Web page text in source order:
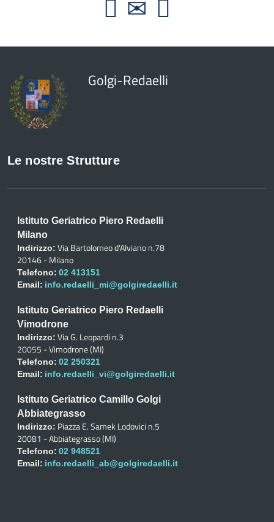
Golgi-Redaelli
Le nostre Strutture
Istituto Geriatrico Piero Redaelli
Milano
Indirizzo: Via Bartolomeo d'Alviano n.78
20146 - Milano
Telefono: 02 413151
Email: info.redaelli_mi@golgiredaelli.it
Istituto Geriatrico Piero Redaelli
Vimodrone
Indirizzo: Via G. Leopardi n.3
20055 - Vimodrone (MI)
Telefono: 02 250321
Email: info.redaelli_vi@golgiredaelli.it
Istituto Geriatrico Camillo Golgi
Abbiategrasso
Indirizzo: Piazza E. Samek Lodovici n.5
20081 - Abbiategrasso (MI)
Telefono: 02 948521
Email: info.redaelli_ab@golgiredaelli.it